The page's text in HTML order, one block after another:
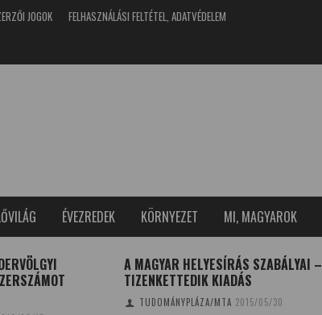
JOGOK
FELHASZNÁLÁSI FELTÉTEL, ADATVÉDELEM
ÉVEZREDEK KÖRNYEZET MI, MAGYAROK
A MAGYAR HELYESÍRÁS SZABÁLYAI –
TIZENKETTEDIK KIADÁS
TUDOMÁNYPLÁZA/MTA 2015/05/30